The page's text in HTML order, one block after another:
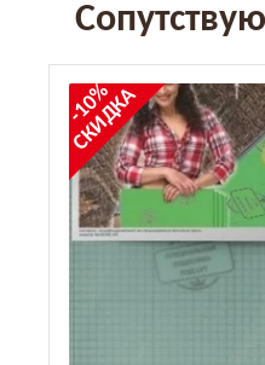
-10%
СКИДКА